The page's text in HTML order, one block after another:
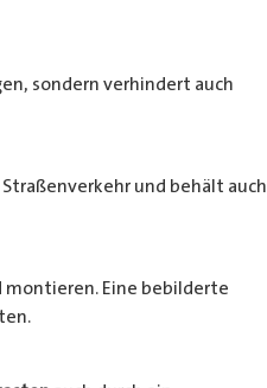
sondern verhindert auch
und behält auch
Eine bebilderte